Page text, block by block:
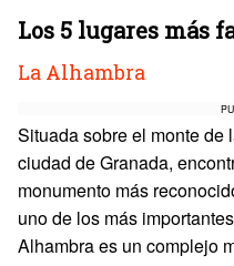
Los 5 lugares más
La Alhambra
Situada sobre el monte de
ciudad de Granada,
monumento más
uno de los más
Alhambra es un complejo